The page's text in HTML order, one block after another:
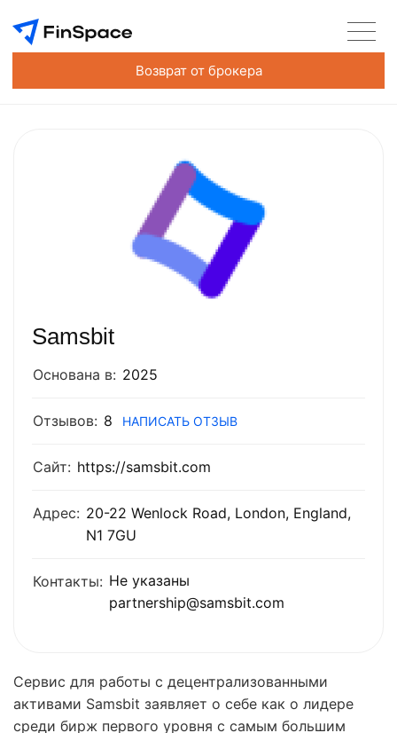
Возврат от брокера
Samsbit
Основана в: 2025
Отзывов: 8 НАПИСАТЬ ОТЗЫВ
Сайт: https://samsbit.com
Адрес: 20-22 Wenlock Road, London, England,
N1 7GU
Контакты: Не указаны
partnership@samsbit.com
Сервис для работы с децентрализованными
активами Samsbit заявляет о себе как о лидере
среди бирж первого уровня с самым большим